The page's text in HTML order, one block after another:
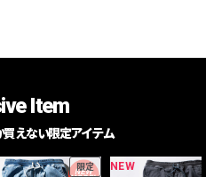
Item
えない限定アイテム
限定 NEW